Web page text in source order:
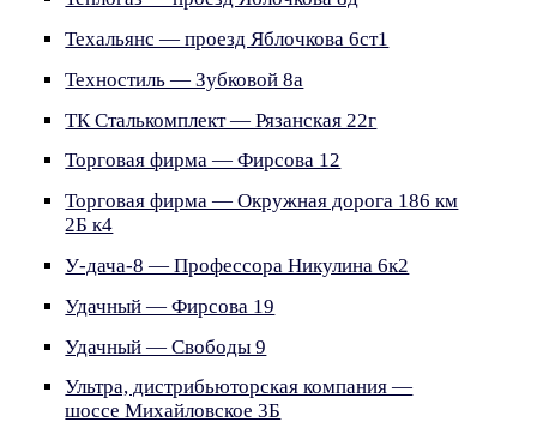
Техальянс — проезд Яблочкова 6ст1
Техностиль — Зубковой 8а
ТК Сталькомплект — Рязанская 22г
Торговая фирма — Фирсова 12
Торговая фирма — Окружная дорога 186 км
2Б к4
У-дача-8 — Профессора Никулина 6к2
Удачный — Фирсова 19
Удачный — Свободы 9
Ультра, дистрибьюторская компания —
шоссе Михайловское 3Б